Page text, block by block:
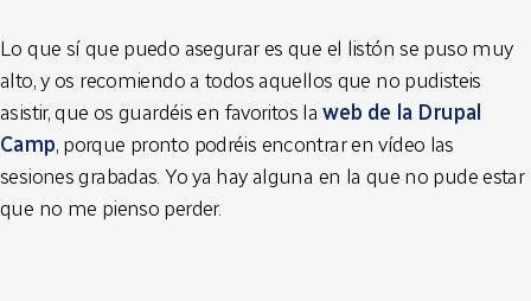
Lo que sí que puedo asegurar es que el listón se puso muy
alto, y os recomiendo a todos aquellos que no pudisteis
asistir, que os guardéis en favoritos laweb de la Drupal
Camp, porque pronto podréis encontrar en vídeo las
sesiones grabadas. Yo ya hay alguna en la que no pude estar
que no me pienso perder.